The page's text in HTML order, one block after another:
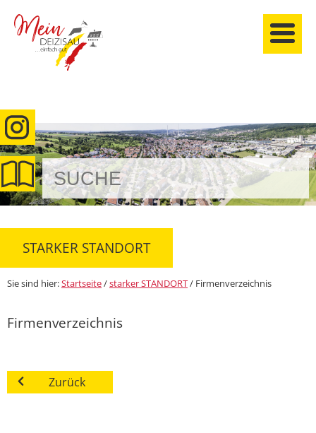
anmelden
STARKER STANDORT
Sie sind hier:Startseite/starker STANDORT/ Firmenverzeichnis
Firmenverzeichnis
Zurück